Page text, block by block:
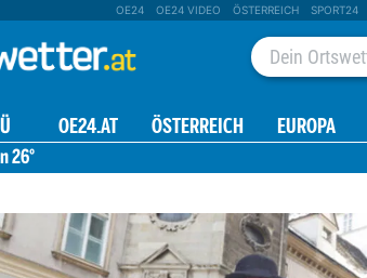
OE24 OE24 VIDEO ÖSTERREICH SPORT24
OE24.AT ÖSTERREICH EUROPA
26°